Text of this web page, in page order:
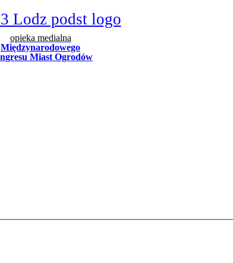
opieka medialna
Międzynarodowego
Miast Ogrodów